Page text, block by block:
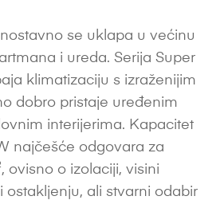
se uklapa u većinu
i ureda. Serija Super
klimatizaciju s izraženijim
dobro pristaje uređenim
interijerima. Kapacitet
najčešće odgovara za
ovisno o izolaciji, visini
ostakljenju, ali stvarni odabir